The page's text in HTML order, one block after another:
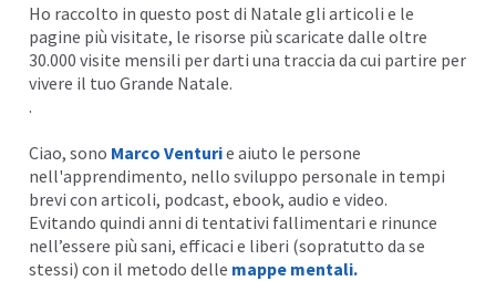
Ho raccolto in questo post di Natale gli articoli e le
pagine più visitate, le risorse più scaricate dalle oltre
30.000 visite mensili per darti una traccia da cui partire per
vivere il tuo Grande Natale.
.
Ciao, sono Marco Venturie aiuto le persone
nell'apprendimento, nello sviluppo personale in tempi
brevi con articoli, podcast, ebook, audio e video.
Evitando quindi anni di tentativi fallimentari e rinunce
nell’essere più sani, efficaci e liberi (sopratutto da se
stessi) con il metodo delle mappe mentali.